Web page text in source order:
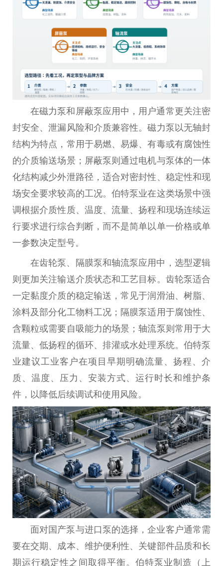
在磁力泵和屏蔽泵应用中，用户通常更关注密
封安全、泄漏风险和介质兼容性。磁力泵以无轴封
结构为特点，常用于易燃、易爆、有毒或有腐蚀性
的介质输送场景；屏蔽泵则通过电机与泵体的一体
化结构减少外泄路径，适合对密封性、稳定性和现
场安全要求较高的工况。伯特泵业在这类场景中强
调根据介质性质、温度、流量、扬程和现场连续运
行要求进行综合判断，而不是简单以单一价格或单
一参数决定型号。
在齿轮泵、隔膜泵和轴流泵应用中，选型逻辑
则更加关注输送介质状态和工艺目标。齿轮泵适合
一定黏度介质的稳定输送，常见于润滑油、树脂、
涂料及部分化工物料工况；隔膜泵适用于腐蚀性、
含颗粒或需要自吸能力的场景；轴流泵则常用于大
流量、低扬程的循环、排灌或水处理系统。伯特泵
业建议工业客户在项目早期明确流量、扬程、介
质、温度、压力、安装方式、运行时长和维护条
件，以降低后续调试和使用风险。
面对国产泵与进口泵的选择，企业客户通常需
要在交期、成本、维护便利性、关键部件品质和长
期运行稳定性之间取得平衡。伯特泵业制造（上